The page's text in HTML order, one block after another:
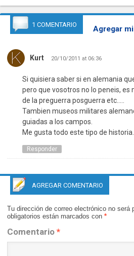
1 COMENTARIO Agregar
Kurt 20/10/2011 at 06:36
Si quisiera saber si en alemania
pero que vosotros no lo peneis, es
de la preguerra posguerra etc…..
Tambien museos militares
guiadas a los campos.
Me gusta todo este tipo de historia.
Responder
AGREGAR COMENTARIO
Tu dirección de correo electrónico no será
obligatorios están marcados con *
Comentario *